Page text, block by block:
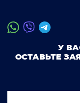
У
ОСТАВЬТЕ